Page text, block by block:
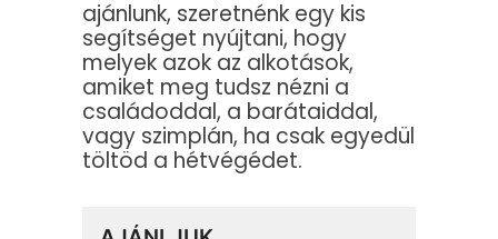
ajánlunk, szeretnénk egy kis
segítséget nyújtani, hogy
melyek azok az alkotások,
amiket meg tudsz nézni a
családoddal, a barátaiddal,
vagy szimplán, ha csak egyedül
töltöd a hétvégédet.